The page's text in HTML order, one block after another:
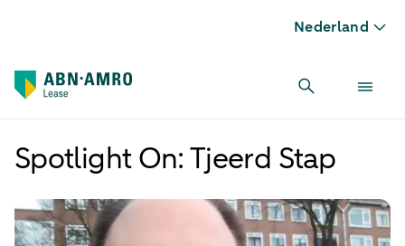
Nederland
Spotlight On: Tjeerd Stap